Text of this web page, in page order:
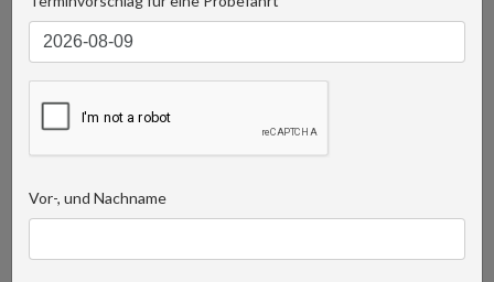
Vor-, und Nachname